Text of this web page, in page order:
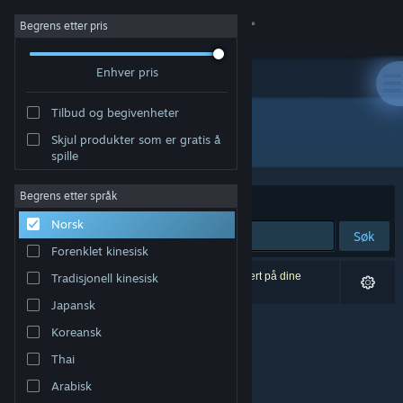
Logg inn
Om
Kundestøtte
Bytt språk
Skaff deg Steam-appen på mobil
Vis skrivebordsversjon
Begrens etter pris
Enhver pris
Tilbud og begivenheter
Skjul produkter som er gratis å
spille
Begrens etter språk
Norsk
Forenklet kinesisk
Tradisjonell kinesisk
Japansk
Koreansk
Thai
Arabisk
Alle produkter
Sorter etter Relevans
Søk
0 treff på søket. 4 produkter er blitt utelukket basert på dine